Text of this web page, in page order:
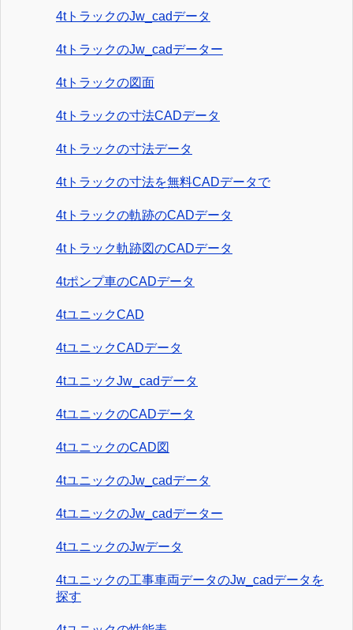
4tトラックのJw_cadデータ
4tトラックのJw_cadデーター
4tトラックの図面
4tトラックの寸法CADデータ
4tトラックの寸法データ
4tトラックの寸法を無料CADデータで
4tトラックの軌跡のCADデータ
4tトラック軌跡図のCADデータ
4tポンプ車のCADデータ
4tユニックCAD
4tユニックCADデータ
4tユニックJw_cadデータ
4tユニックのCADデータ
4tユニックのCAD図
4tユニックのJw_cadデータ
4tユニックのJw_cadデーター
4tユニックのJwデータ
4tユニックの工事車両データのJw_cadデータを
探す